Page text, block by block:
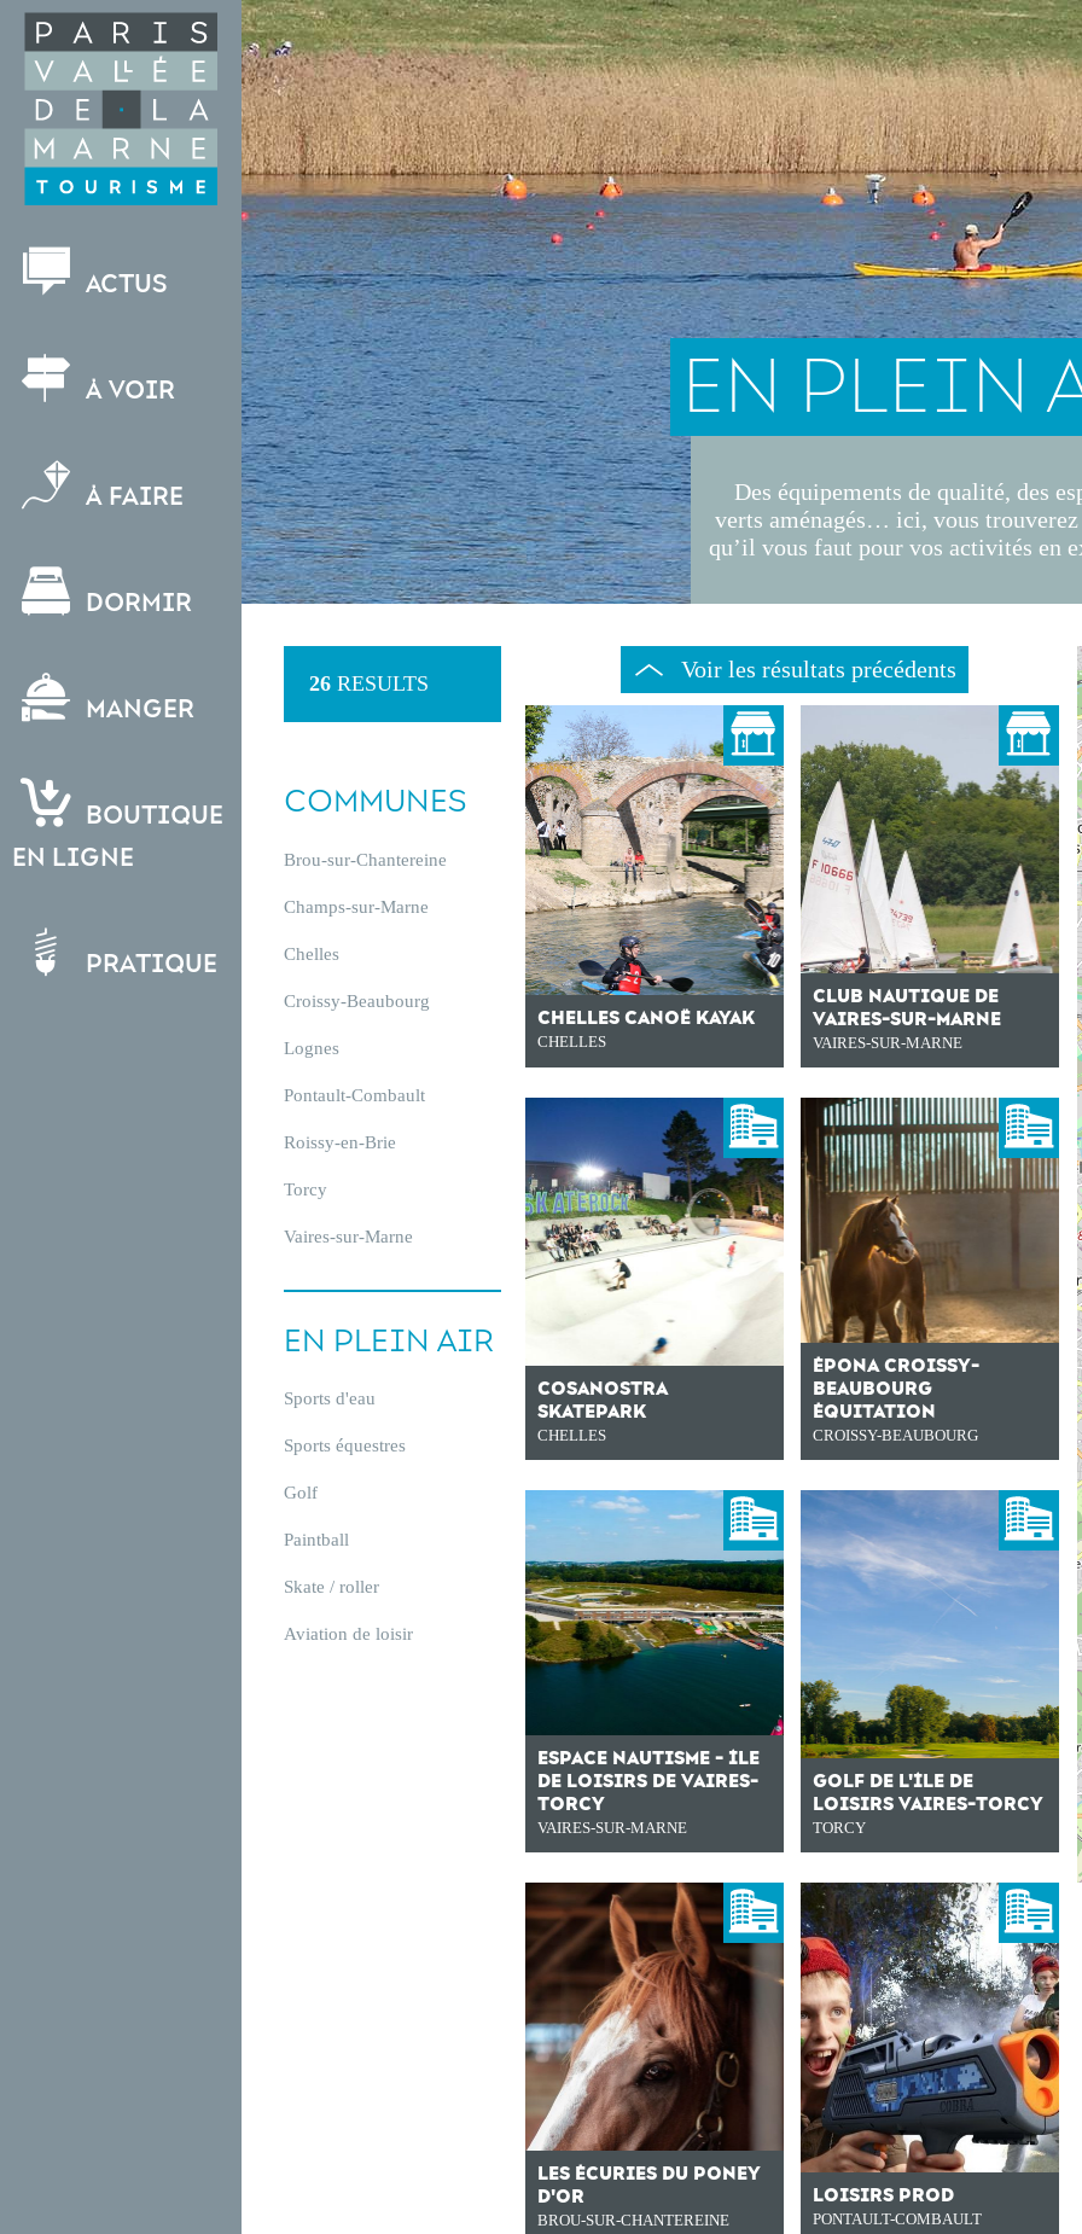
Aller
contenu
principal
NAVIGATION
PRINCIPALE
Actus
À voir
À faire
Dormir
Manger
Boutique
en ligne
Pratique
EN PLEIN
Des équipements de qualité, des
verts aménagés… ici, vous
qu’il vous faut pour vos activités en
26RESULTS
COMMUNES
Brou-sur-Chantereine
Champs-sur-Marne
Chelles
Croissy-Beaubourg
Lognes
Pontault-Combault
Roissy-en-Brie
Torcy
Vaires-sur-Marne
EN PLEIN AIR
Sports d'eau
Sports équestres
Golf
Paintball
Skate / roller
Aviation de loisir
Voir les résultats précédents
CHELLES CANOË KAYAK
CHELLES
CLUB NAUTIQUE DE
VAIRES-SUR-MARNE
VAIRES-SUR-MARNE
COSANOSTRA
SKATEPARK
CHELLES
ÉPONA CROISSY-
BEAUBOURG
ÉQUITATION
CROISSY-BEAUBOURG
ESPACE NAUTISME - ÎLE
DE LOISIRS DE VAIRES-
TORCY
VAIRES-SUR-MARNE
GOLF DE L'ÎLE DE
LOISIRS VAIRES-TORCY
TORCY
LES ÉCURIES DU PONEY
D'OR
BROU-SUR-CHANTEREINE
LOISIRS PROD
PONTAULT-COMBAULT